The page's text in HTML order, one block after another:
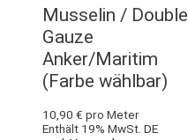
Musselin / Double
Gauze
Anker/Maritim
(Farbe wählbar)
10,90 € pro Meter
Enthält 19% MwSt. DE